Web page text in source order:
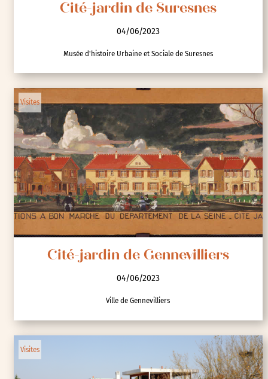
Cité-jardin de Suresnes
04/06/2023
Musée d'histoire Urbaine et Sociale de Suresnes
Visites
Cité-jardin de Gennevilliers
04/06/2023
Ville de Gennevilliers
Visites